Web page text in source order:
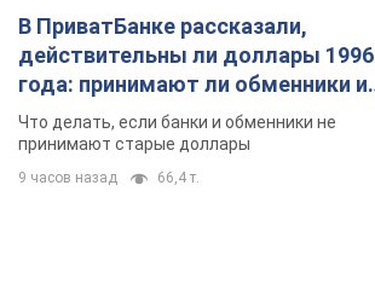
В ПриватБанке рассказали,
действительны ли доллары 1996
года: принимают ли обменники и
банки такие купюры
Что делать, если банки и обменники не
принимают старые доллары
9 часов назад 66,4 т.